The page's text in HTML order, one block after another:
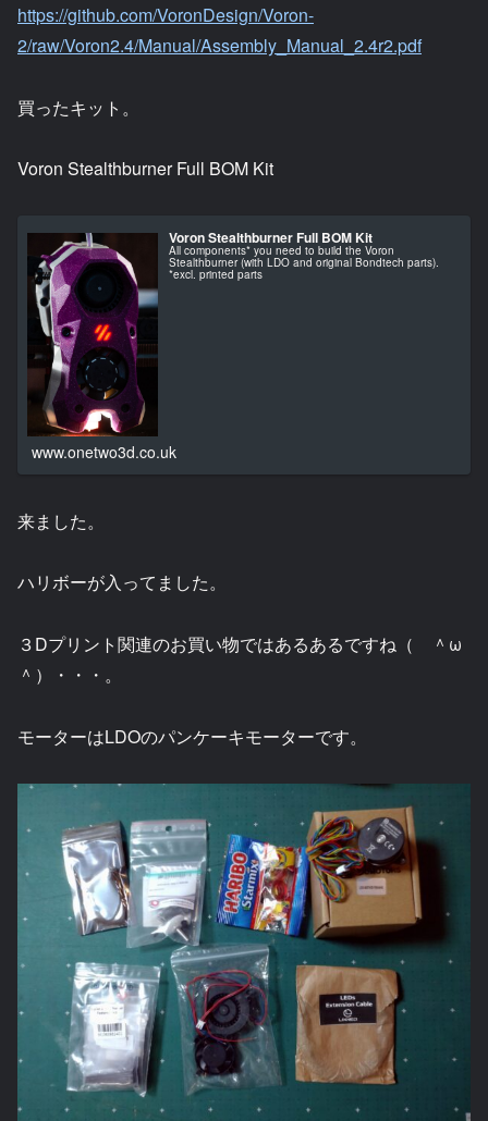
https://github.com/VoronDesign/Voron-
2/raw/Voron2.4/Manual/Assembly_Manual_2.4r2.pdf
買ったキット。
Voron Stealthburner Full BOM Kit
Voron Stealthburner Full BOM Kit
All components* you need to build the Voron
Stealthburner (with LDO and original Bondtech parts).
*excl. printed parts
www.onetwo3d.co.uk
来ました。
ハリボーが入ってました。
３Dプリント関連のお買い物ではあるあるですね（ ＾ω
＾）・・・。
モーターはLDOのパンケーキモーターです。